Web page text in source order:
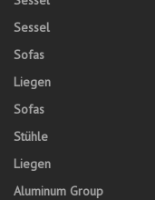
Sessel
Sofas
Liegen
Sofas
Stühle
Liegen
Aluminum Group